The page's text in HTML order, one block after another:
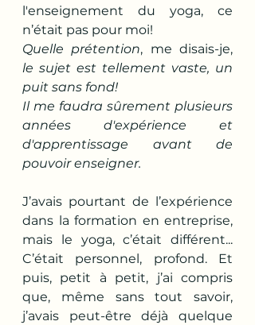
l'enseignement du yoga, ce
n’était pas pour moi!
Quelle prétention
le sujet est tellement vaste, un
puit sans fond!
Il me faudra sûrement plusieurs
années d'expérience et
d'apprentissage avant de
pouvoir enseigner.
J’avais pourtant de l’expérience
dans la formation en entreprise,
mais le yoga, c’était différent...
C’était personnel, profond. Et
puis, petit à petit, j’ai compris
que, même sans tout savoir,
j’avais peut-être déjà quelque